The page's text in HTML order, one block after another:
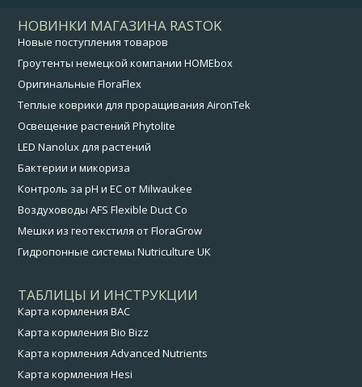
НОВИНКИ МАГАЗИНА RASTOK
Новые поступления товаров
Гроутенты немецкой компании HOMEbox
Оригинальные FloraFlex
Теплые коврики для проращивания AironTek
Освещение растений Phytolite
LED Nanolux для растений
Бактерии и микориза
Контроль за pH и EC от Milwaukee
Воздуховоды AFS Flexible Duct Co
Мешки из геотекстиля от FloraGrow
Гидропонные системы Nutriculture UK
ТАБЛИЦЫ И ИНСТРУКЦИИ
Карта кормления BAC
Карта кормления Bio Bizz
Карта кормления Advanced Nutrients
Карта кормления Hesi